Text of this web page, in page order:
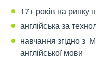
17+ років на ринку
англійська за
навчання згідно з
англійської мови